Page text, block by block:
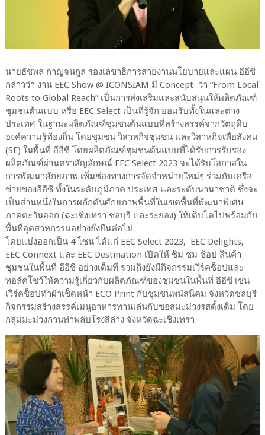
นายธัชพล กาญจนกูล รองเลขาธิการสายงานนโยบายและแผน อีอีซี
กล่าวว่า งาน EEC Show @ ICONSIAM มี Concept ว่า “From Local
Roots to Global Reach” เป็นการส่งเสริมและสนับสนุนให้ผลิตภัณฑ์
ชุมชนต้นแบบ หรือ EEC Select เป็นที่รู้จัก ยอมรับทั้งในและต่าง
ประเทศ ในฐานะผลิตภัณฑ์ชุมชนต้นแบบที่สร้างสรรค์จากวัตถุดิบ
องค์ความรู้ท้องถิ่น โดยชุมชน วิสาหกิจชุมชน และวิสาหกิจเพื่อสังคม
(SE) ในพื้นที่ อีอีซี โดยผลิตภัณฑ์ชุมชนต้นแบบที่ได้รับการรับรอง
ผลิตภัณฑ์ผ่านตราสัญลักษณ์ EEC Select 2023 จะได้รับโอกาสใน
การพัฒนาศักยภาพ เพิ่มช่องทางการจัดจำหน่ายใหม่ๆ ร่วมกับเครือ
ข่ายของอีอีซี ทั้งในระดับภูมิภาค ประเทศ และระดับนานาชาติ ซึ่งจะ
เป็นส่วนหนึ่งในการผลักดันศักยภาพพื้นที่ในเขตพื้นที่พัฒนาพิเศษ
ภาคตะวันออก (ฉะเชิงเทรา ชลบุรี และระยอง) ให้เติบโตไปพร้อมกับ
พื้นที่อุตสาหกรรมอย่างยั่งยืนต่อไป
โดยแบ่งออกเป็น 4 โซน ได้แก่ EEC Select 2023, EEC Delights,
EEC Connext และ EEC Destination เปิดให้ ชิม ชม ช้อป สินค้า
ชุมชนในพื้นที่ อีอีซี อย่างเต็มที่ รวมถึงยังมีกิจกรรมเวิร์คช็อปและ
ทอล์คโชว์ให้ความรู้เกี่ยวกับผลิตภัณฑ์ของชุมชนในพื้นที่ อีอีซี เช่น
เวิร์คช็อปทำผ้าเช็ดหน้า ECO Print กับชุมชนพนัสนิคม จังหวัดชลบุรี
กิจกรรมสร้างสรรค์เมนูอาหารทานเล่นกับซอสมะม่วงรสดั้งเดิม โดย
กลุ่มมะม่วงกวนท่าพลับโรงสีล่าง จังหวัดฉะเชิงเทรา